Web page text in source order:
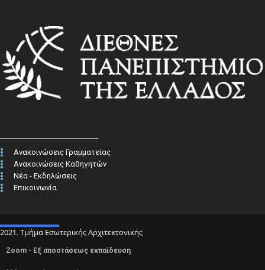
Ανακοινώσεις Γραμματείας
Ανακοινώσεις Καθηγητών
Νέα - Εκδηλώσεις
Επικοινωνία
2021. Τμήμα Εσωτερικής Αρχιτεκτονικής
Zoom - Εξ αποστάσεως εκπαίδευση